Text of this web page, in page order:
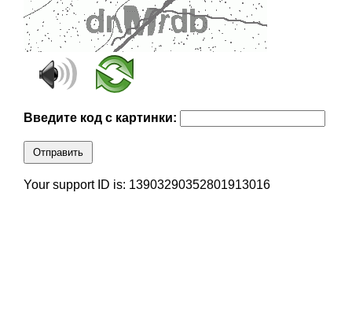
Введите код с картинки:
Отправить
Your support ID is: 13903290352801913016